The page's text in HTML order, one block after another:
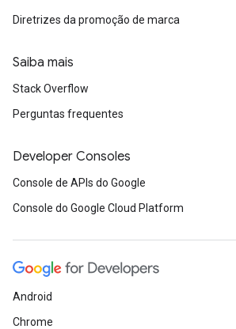
Diretrizes da promoção de marca
Saiba mais
Stack Overflow
Perguntas frequentes
Developer Consoles
Console de APIs do Google
Console do Google Cloud Platform
Android
Chrome